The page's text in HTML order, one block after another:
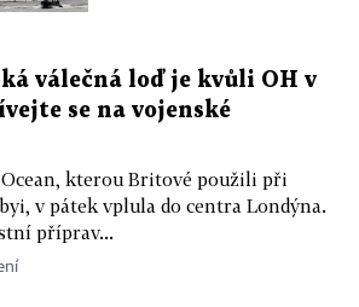
válečná loď je kvůli OH v
se na vojenské
kterou Britové použili při
v pátek vplula do centra Londýna.
příprav...